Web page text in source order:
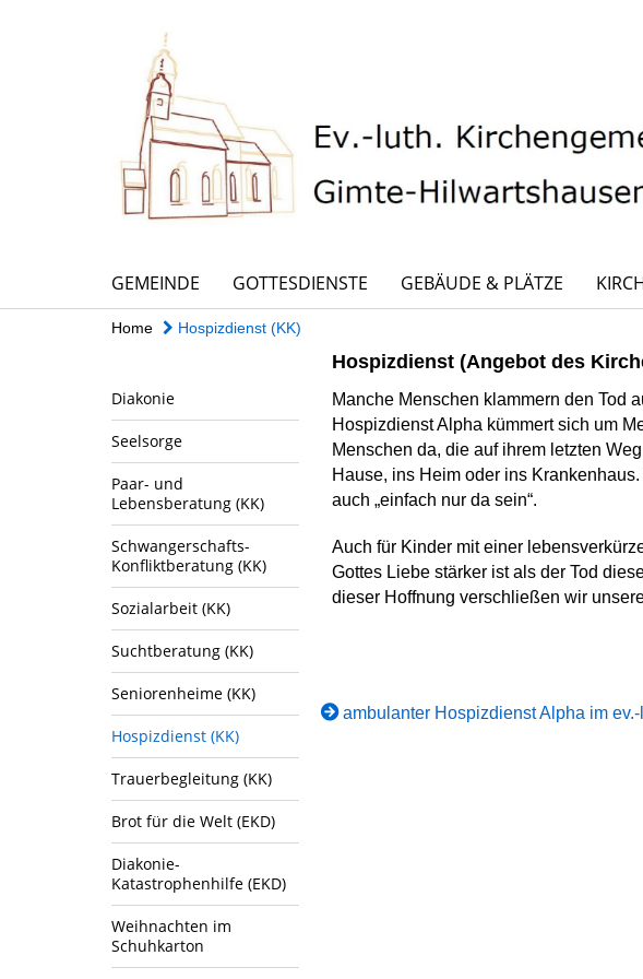
GEMEINDE GOTTESDIENSTE GEBÄUDE & PLÄTZE
Home Hospizdienst (KK)
Diakonie
Seelsorge
Paar- und
Lebensberatung (KK)
Schwangerschafts-
Konfliktberatung (KK)
Sozialarbeit (KK)
Suchtberatung (KK)
Seniorenheime (KK)
Hospizdienst (KK)
Trauerbegleitung (KK)
Brot für die Welt (EKD)
Diakonie-
Katastrophenhilfe (EKD)
Weihnachten im
Schuhkarton
Hospizdienst (Angebot des
Manche Menschen klammern den Tod
Hospizdienst Alpha kümmert sich um
Menschen da, die auf ihrem letzten
Hause, ins Heim oder ins
auch „einfach nur da sein“.
Auch für Kinder mit einer
Gottes Liebe stärker ist als der Tod
dieser Hoffnung verschließen wir
ambulanter Hospizdienst Alpha im